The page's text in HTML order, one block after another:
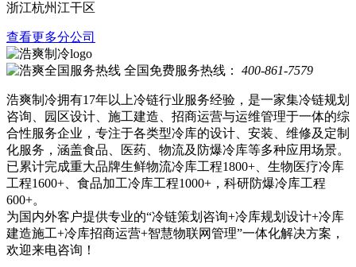
浙江杭州江干区
查看更多分公司
全国免费服务热线： 400-861-7579
浩爽制冷拥有17年以上冷链行业服务经验，是一家集冷链规划
咨询、园区设计、施工建造、招商运营与运维管理于一体的综
合性服务企业，专注于各类型冷库的设计、安装、维修及定制
化服务，涵盖食品、医药、物流及防爆冷库等多种应用场景。
已累计完成重大品牌生鲜物流冷库工程1800+、生物医疗冷库
工程1600+、食品加工冷库工程1000+，科研防爆冷库工程
600+。
为国内外客户提供专业的“冷链策划咨询+冷库规划设计+冷库
建造施工+冷库招商运营+智慧物联网管理”一体化解决方案，
欢迎来电咨询！